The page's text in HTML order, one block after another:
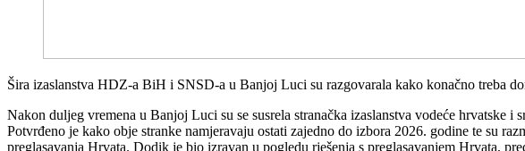
Šira izaslanstva HDZ-a BiH i SNSD-a u Banjoj Luci su razgovarala kako konačno treba
Nakon duljeg vremena u Banjoj Luci su se susrela stranačka izaslanstva vodeće
Potvrđeno je kako obje stranke namjeravaju ostati zajedno do izbora 2026. godine te su
preglasavanja Hrvata. Dodik je bio izravan u pogledu rješenja s preglasavanjem Hrvata,